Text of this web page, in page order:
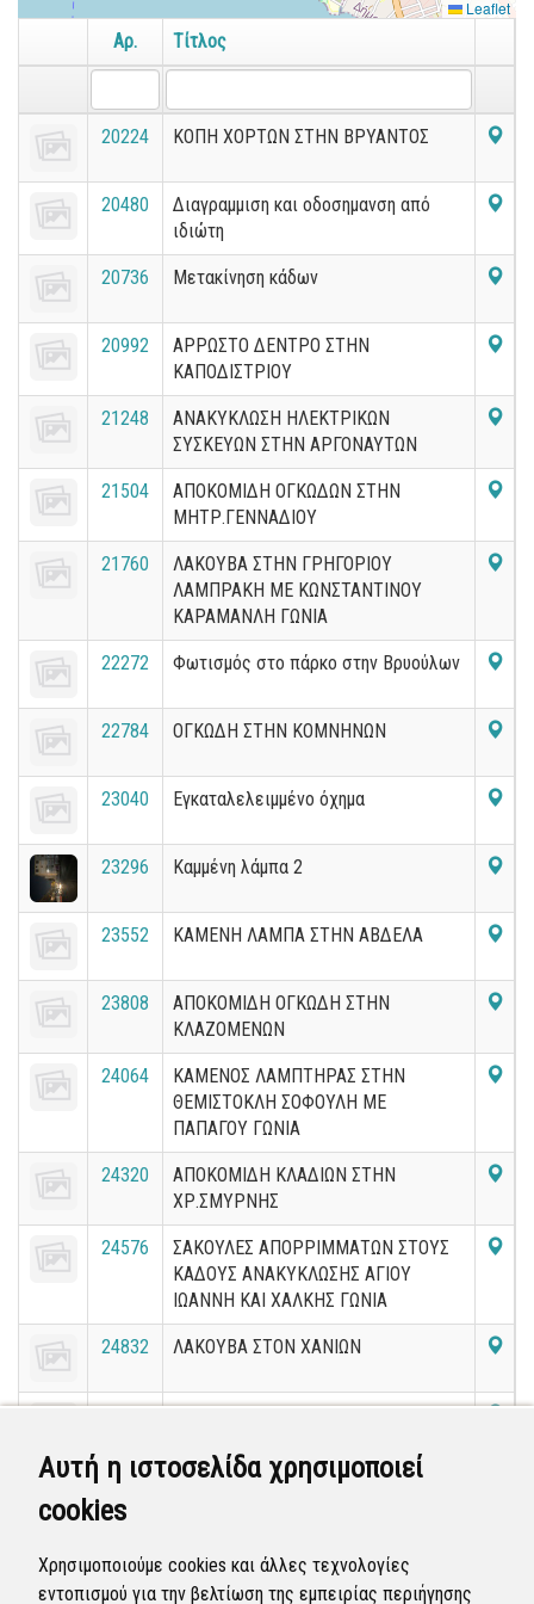
Αυτή η ιστοσελίδα χρησιμοποιεί
cookies
Χρησιμοποιούμε cookies και άλλες τεχνολογίες
εντοπισμού για την βελτίωση της εμπειρίας περιήγησης
Leaflet
Αρ. Τίτλος
20224 ΚΟΠΗ ΧΟΡΤΩΝ ΣΤΗΝ ΒΡΥΑΝΤΟΣ
20480
Διαγραμμιση και οδοσημανση από
ιδιώτη
20736 Μετακίνηση κάδων
20992
ΑΡΡΩΣΤΟ ΔΕΝΤΡΟ ΣΤΗΝ
ΚΑΠΟΔΙΣΤΡΙΟΥ
21248
ΑΝΑΚΥΚΛΩΣΗ ΗΛΕΚΤΡΙΚΩΝ
ΣΥΣΚΕΥΩΝ ΣΤΗΝ ΑΡΓΟΝΑΥΤΩΝ
21504
ΑΠΟΚΟΜΙΔΗ ΟΓΚΩΔΩΝ ΣΤΗΝ
ΜΗΤΡ.ΓΕΝΝΑΔΙΟΥ
21760
ΛΑΚΟΥΒΑ ΣΤΗΝ ΓΡΗΓΟΡΙΟΥ
ΛΑΜΠΡΑΚΗ ΜΕ ΚΩΝΣΤΑΝΤΙΝΟΥ
ΚΑΡΑΜΑΝΛΗ ΓΩΝΙΑ
22272 Φωτισμός στο πάρκο στην Βρυούλων
22784 ΟΓΚΩΔΗ ΣΤΗΝ ΚΟΜΝΗΝΩΝ
23040 Εγκαταλελειμμένο όχημα
23296 Καμμένη λάμπα 2
23552 ΚΑΜΕΝΗ ΛΑΜΠΑ ΣΤΗΝ ΑΒΔΕΛΑ
23808
ΑΠΟΚΟΜΙΔΗ ΟΓΚΩΔΗ ΣΤΗΝ
ΚΛΑΖΟΜΕΝΩΝ
24064
ΚΑΜΕΝΟΣ ΛΑΜΠΤΗΡΑΣ ΣΤΗΝ
ΘΕΜΙΣΤΟΚΛΗ ΣΟΦΟΥΛΗ ΜΕ
ΠΑΠΑΓΟΥ ΓΩΝΙΑ
24320
ΑΠΟΚΟΜΙΔΗ ΚΛΑΔΙΩΝ ΣΤΗΝ
ΧΡ.ΣΜΥΡΝΗΣ
24576
ΣΑΚΟΥΛΕΣ ΑΠΟΡΡΙΜΜΑΤΩΝ ΣΤΟΥΣ
ΚΑΔΟΥΣ ΑΝΑΚΥΚΛΩΣΗΣ ΑΓΙΟΥ
ΙΩΑΝΝΗ ΚΑΙ ΧΑΛΚΗΣ ΓΩΝΙΑ
24832 ΛΑΚΟΥΒΑ ΣΤΟΝ ΧΑΝΙΩΝ
25344 επισκευη πεζοδρομιου
25600
ΑΠΟΚΟΜΙΔΗ ΟΓΚΩΔΩΝ ΣΤΗΝ
Τ.ΟΙΚΟΝΟΜΙΔΗ